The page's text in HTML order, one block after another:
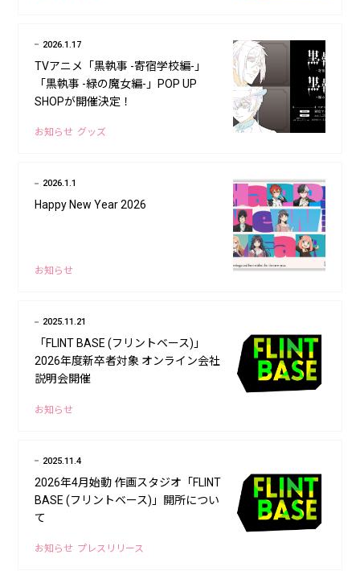
2026.1.17
TVアニメ「黒執事 -寄宿学校編-」
「黒執事 -緑の魔女編-」POP UP
SHOPが開催決定！
お知らせ グッズ
2026.1.1
Happy New Year 2026
お知らせ
2025.11.21
「FLINT BASE (フリントベース)」
2026年度新卒者対象 オンライン会社
説明会開催
お知らせ
2025.11.4
2026年4月始動 作画スタジオ「FLINT
BASE (フリントベース)」開所につい
て
お知らせ プレスリリース